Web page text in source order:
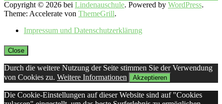
Copyright © 2026 bei Lindenauschule. Powered by WordPress.
Theme: Accelerate von ThemeGrill.
Impressum und Datenschutzerklärung
Close
Durch die weitere Nutzung der Seite stimmen Sie der Verwendung
von Cookies zu. Weitere Informationen Akzeptieren
Die Cookie-Einstellungen auf dieser Website sind auf "Cookies